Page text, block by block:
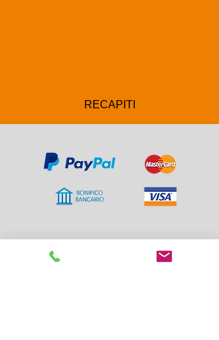
RECAPITI
Corso Luigi Einaudi 8/F